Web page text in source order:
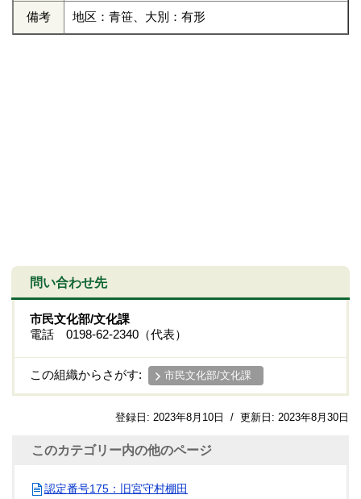
備考 地区：青笹、大別：有形
問い合わせ先
市民文化部/文化課
電話 0198-62-2340（代表）
この組織からさがす: 市民文化部/文化課
登録日: 2023年8月10日 / 更新日: 2023年8月30日
このカテゴリー内の他のページ
認定番号175：旧宮守村棚田